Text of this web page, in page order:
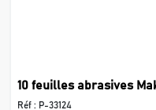
10 feuilles abrasives
Réf : P-33124